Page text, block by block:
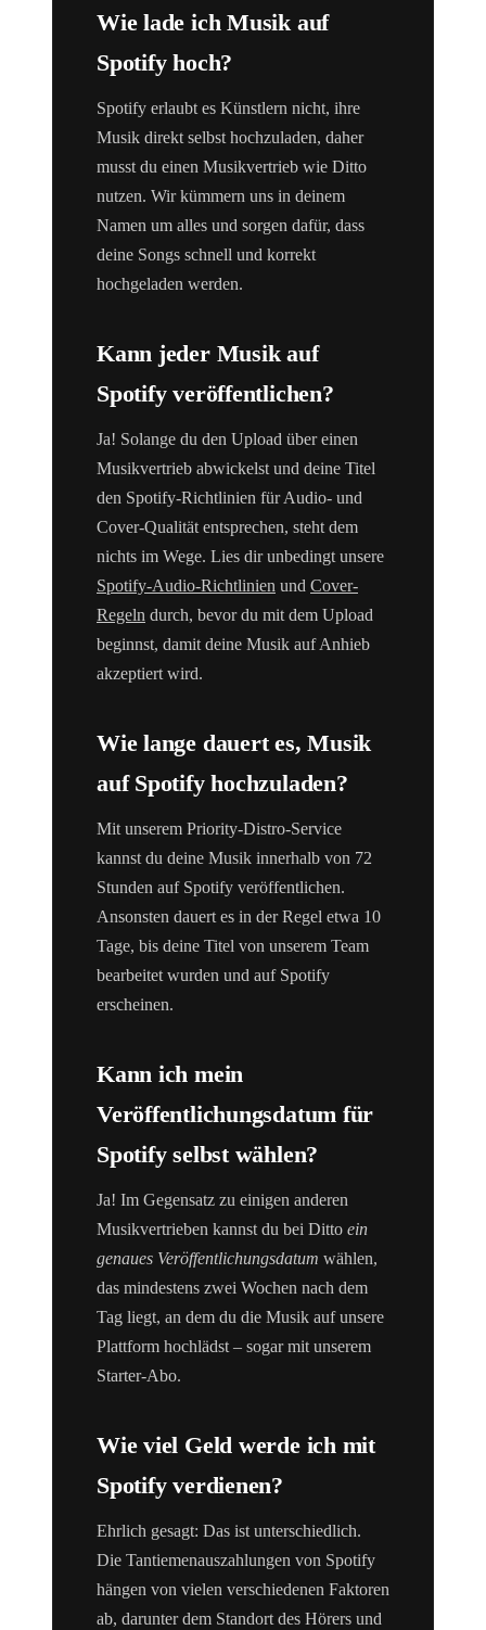
Wie lade ich Musik auf
Spotify hoch?
Spotify erlaubt es Künstlern nicht, ihre
Musik direkt selbst hochzuladen, daher
musst du einen Musikvertrieb wie Ditto
nutzen. Wir kümmern uns in deinem
Namen um alles und sorgen dafür, dass
deine Songs schnell und korrekt
hochgeladen werden.
Kann jeder Musik auf
Spotify veröffentlichen?
Ja! Solange du den Upload über einen
Musikvertrieb abwickelst und deine Titel
den Spotify-Richtlinien für Audio- und
Cover-Qualität entsprechen, steht dem
nichts im Wege. Lies dir unbedingt unsere
Spotify-Audio-Richtlinien und Cover-
Regeln durch, bevor du mit dem Upload
beginnst, damit deine Musik auf Anhieb
akzeptiert wird.
Wie lange dauert es, Musik
auf Spotify hochzuladen?
Mit unserem Priority-Distro-Service
kannst du deine Musik innerhalb von 72
Stunden auf Spotify veröffentlichen.
Ansonsten dauert es in der Regel etwa 10
Tage, bis deine Titel von unserem Team
bearbeitet wurden und auf Spotify
erscheinen.
Kann ich mein
Veröffentlichungsdatum für
Spotify selbst wählen?
Ja! Im Gegensatz zu einigen anderen
Musikvertrieben kannst du bei Ditto ein
genaues Veröffentlichungsdatum wählen,
das mindestens zwei Wochen nach dem
Tag liegt, an dem du die Musik auf unsere
Plattform hochlädst – sogar mit unserem
Starter-Abo.
Wie viel Geld werde ich mit
Spotify verdienen?
Ehrlich gesagt: Das ist unterschiedlich.
Die Tantiemenauszahlungen von Spotify
hängen von vielen verschiedenen Faktoren
ab, darunter dem Standort des Hörers und